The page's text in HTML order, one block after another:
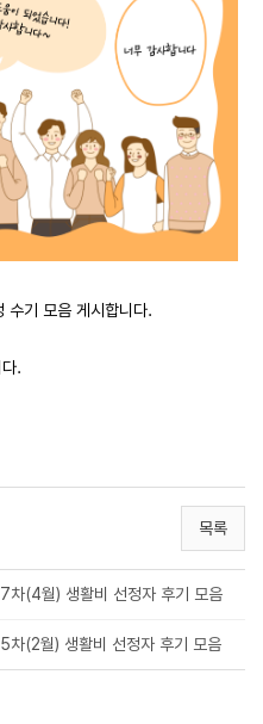
수기 모음 게시합니다.
.
목록
차(4월) 생활비 선정자 후기 모음
차(2월) 생활비 선정자 후기 모음